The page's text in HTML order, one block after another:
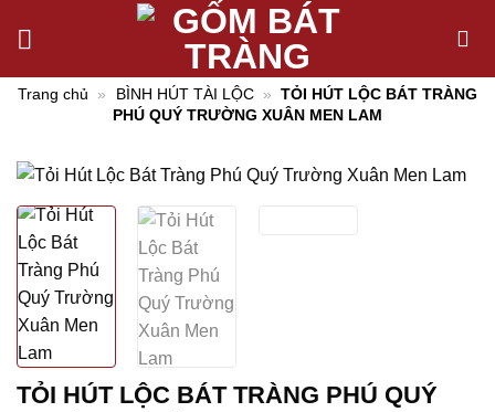
dungTrang chủ » BÌNH HÚT TÀI LỘC » TỎI HÚT LỘC BÁT TRÀNG
PHÚ QUÝ TRƯỜNG XUÂN MEN LAM
TỎI HÚT LỘC BÁT TRÀNG PHÚ QUÝ